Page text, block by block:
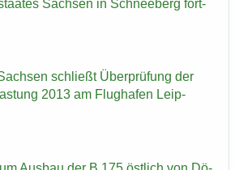
Sach­sen in Schnee­berg fort­
schließt Über­prü­fung der
2013 am Flug­ha­fen Leip­